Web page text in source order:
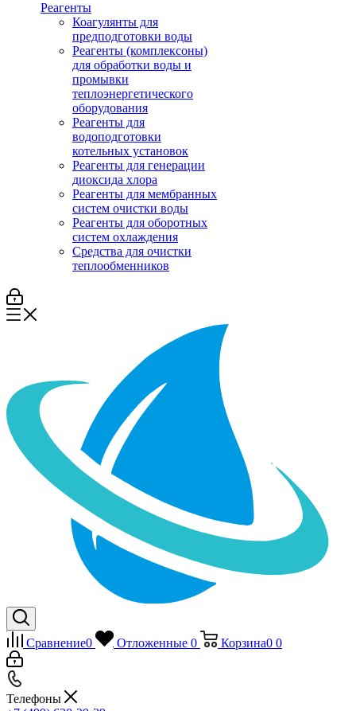
Реагенты
Коагулянты для
предподготовки воды
Реагенты (комплексоны)
для обработки воды и
промывки
теплоэнергетического
оборудования
Реагенты для
водоподготовки
котельных установок
Реагенты для генерации
диоксида хлора
Реагенты для мембранных
систем очистки воды
Реагенты для оборотных
систем охлаждения
Средства для очистки
теплообменников
Сравнение0 Отложенные 0 Корзина0 0
Телефоны